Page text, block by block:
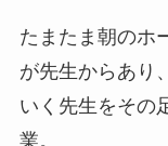
たまたま朝のホ
が先生からあり
いく先生をその
業。